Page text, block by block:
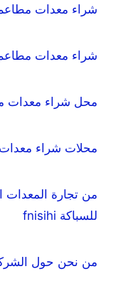
شراء معدات
شراء معدات
محل شراء معدات
محلات شراء
من تجارة المعدات
للسباكة fnisihi
من نحن حول